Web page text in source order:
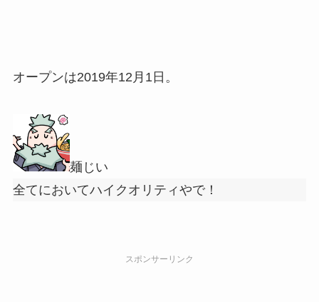
オープンは2019年12月1日。
麺じい
全てにおいてハイクオリティやで！
スポンサーリンク